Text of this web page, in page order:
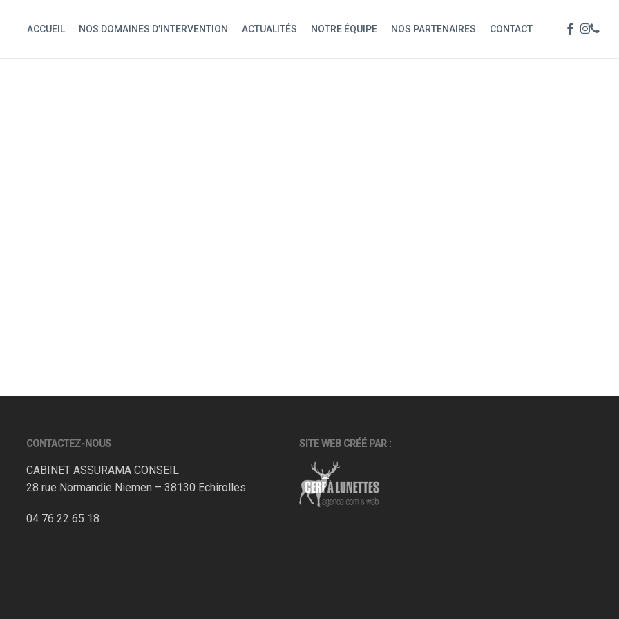
ACCUEIL NOS DOMAINES D’INTERVENTION ACTUALITÉS NOTRE ÉQUIPE NOS PARTENAIRES CONTACT FACEBOOK
CONTACTEZ-NOUS
CABINET ASSURAMA CONSEIL
28 rue Normandie Niemen – 38130 Echirolles
04 76 22 65 18
SITE WEB CRÉÉ PAR :